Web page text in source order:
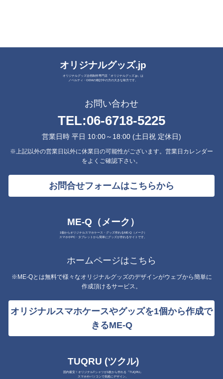
オリジナルグッズ.jp
オリジナルグッズ企画制作専門店「オリジナルグッズ.jp」は
ノベルティ・OEMの検討中の方の大きな味方です。
お問い合わせ
TEL:06-6718-5225
営業日時 平日 10:00～18:00 (土日祝 定休日)
※上記以外の営業日以外に休業日の可能性がございます。営業日カレンダー
をよくご確認下さい。
お問合せフォームはこちらから
ME-Q（メーク）
1個からオリジナルスマホケース・グッズ作れるME-Q（メーク）
スマホやPC・タブレットから簡単にグッズが作れるサイトです。
ホームページはこちら
※ME-Qとは無料で様々なオリジナルグッズのデザインがウェブから簡単に
作成頂けるサービス。
オリジナルスマホケースやグッズを1個から作成で
きるME-Q
TUQRU (ツクル)
国内最安！オリジナルTシャツが1枚から作れる『TUQRU』
スマホやパソコンで気軽にデザイン。